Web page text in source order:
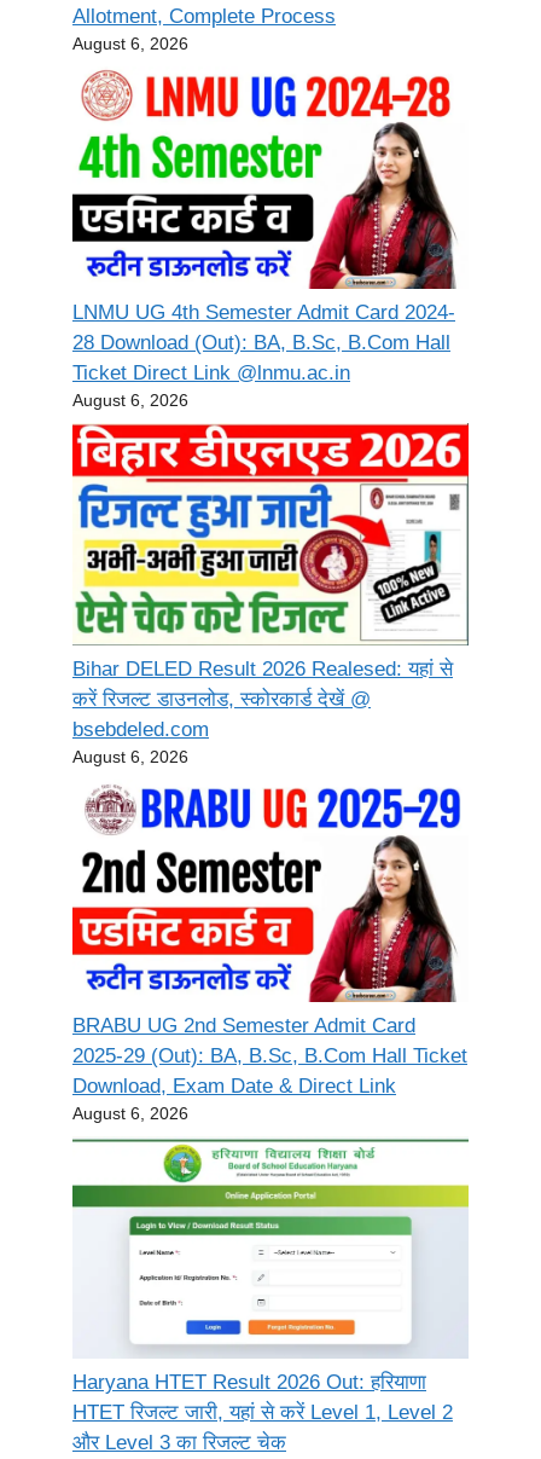
Allotment, Complete Process
August 6, 2026
LNMU UG 4th Semester Admit Card 2024-
28 Download (Out): BA, B.Sc, B.Com Hall
Ticket Direct Link @lnmu.ac.in
August 6, 2026
Bihar DELED Result 2026 Realesed: यहां से
करें रिजल्ट डाउनलोड, स्कोरकार्ड देखें @
bsebdeled.com
August 6, 2026
BRABU UG 2nd Semester Admit Card
2025-29 (Out): BA, B.Sc, B.Com Hall Ticket
Download, Exam Date & Direct Link
August 6, 2026
Haryana HTET Result 2026 Out: हरियाणा
HTET रिजल्ट जारी, यहां से करें Level 1, Level 2
और Level 3 का रिजल्ट चेक